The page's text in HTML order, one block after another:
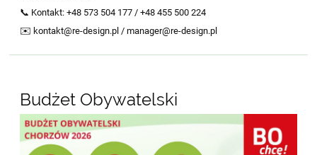
📞 Kontakt: +48 573 504 177 / +48 455 500 224
✉️ kontakt@re-design.pl / manager@re-design.pl
Budżet Obywatelski